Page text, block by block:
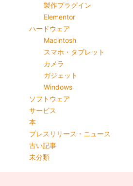
製作プラグイン
Elementor
ハードウェア
Macintosh
スマホ・タブレット
カメラ
ガジェット
Windows
ソフトウェア
サービス
本
プレスリリース・ニュース
古い記事
未分類